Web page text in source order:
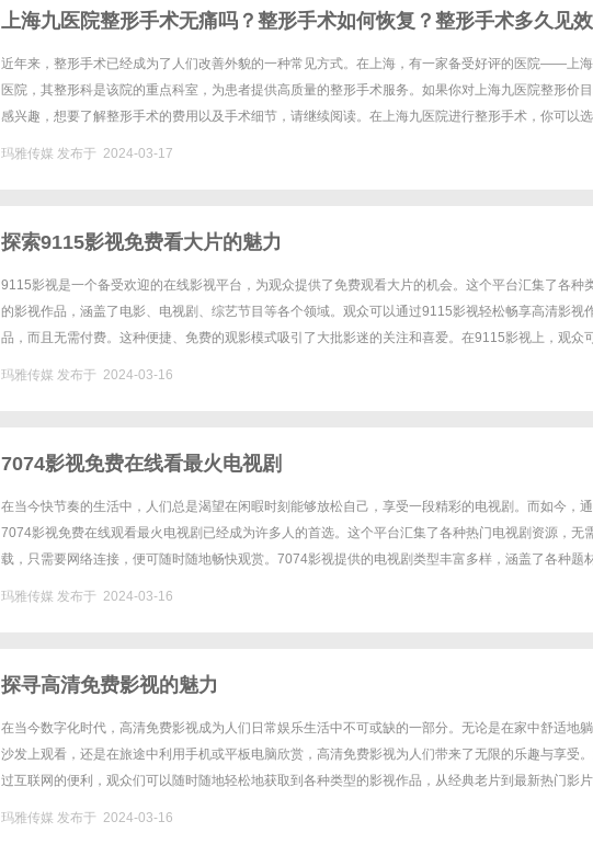
上海九医院整形手术无痛吗？整形手术如何恢复？整形手术多久见效
果？
近年来，整形手术已经成为了人们改善外貌的一种常见方式。在上海，有一家备受好评的医院——上
医院，其整形科是该院的重点科室，为患者提供高质量的整形手术服务。如果你对上海九医院整形价
感兴趣，想要了解整形手术的费用以及手术细节，请继续阅读。在上海九医院进行整形手术，你可以
玛雅传媒 发布于 2024-03-17
探索9115影视免费看大片的魅力
9115影视是一个备受欢迎的在线影视平台，为观众提供了免费观看大片的机会。这个平台汇集了各种
的影视作品，涵盖了电影、电视剧、综艺节目等各个领域。观众可以通过9115影视轻松畅享高清影视
品，而且无需付费。这种便捷、免费的观影模式吸引了大批影迷的关注和喜爱。在9115影视上，观众
玛雅传媒 发布于 2024-03-16
7074影视免费在线看最火电视剧
在当今快节奏的生活中，人们总是渴望在闲暇时刻能够放松自己，享受一段精彩的电视剧。而如今，
7074影视免费在线观看最火电视剧已经成为许多人的首选。这个平台汇集了各种热门电视剧资源，无
载，只需要网络连接，便可随时随地畅快观赏。7074影视提供的电视剧类型丰富多样，涵盖了各种题
玛雅传媒 发布于 2024-03-16
探寻高清免费影视的魅力
在当今数字化时代，高清免费影视成为人们日常娱乐生活中不可或缺的一部分。无论是在家中舒适地
沙发上观看，还是在旅途中利用手机或平板电脑欣赏，高清免费影视为人们带来了无限的乐趣与享受
过互联网的便利，观众们可以随时随地轻松地获取到各种类型的影视作品，从经典老片到最新热门影片
玛雅传媒 发布于 2024-03-16